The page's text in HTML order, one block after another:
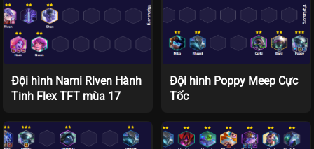
Đội hình Nami Riven Hành
Tinh Flex TFT mùa 17
Đội hình Poppy Meep Cực
Tốc